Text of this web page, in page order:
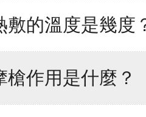
敷的溫度是幾度
槍作用是什麼？